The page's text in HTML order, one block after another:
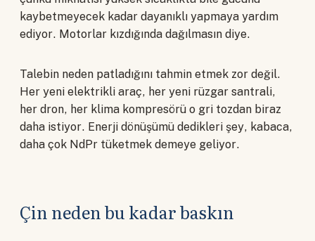
kaybetmeyecek kadar dayanıklı yapmaya yardım
ediyor. Motorlar kızdığında dağılmasın diye.
Talebin neden patladığını tahmin etmek zor değil.
Her yeni elektrikli araç, her yeni rüzgar santrali,
her dron, her klima kompresörü o gri tozdan biraz
daha istiyor. Enerji dönüşümü dedikleri şey, kabaca,
daha çok NdPr tüketmek demeye geliyor.
Çin neden bu kadar baskın